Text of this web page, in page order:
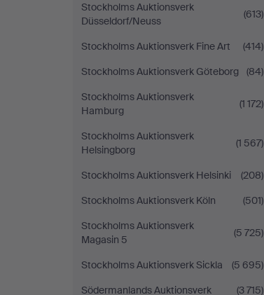
Stockholms Auktionsverk
Düsseldorf/Neuss
(613)
Stockholms Auktionsverk Fine Art
(414)
Stockholms Auktionsverk Göteborg
(84)
Stockholms Auktionsverk
Hamburg
(1 172)
Stockholms Auktionsverk
Helsingborg
(1 567)
Stockholms Auktionsverk Helsinki
(208)
Stockholms Auktionsverk Köln
(501)
Stockholms Auktionsverk
Magasin 5
(5 725)
Stockholms Auktionsverk Sickla
(5 695)
Södermanlands Auktionsverk
(3 715)